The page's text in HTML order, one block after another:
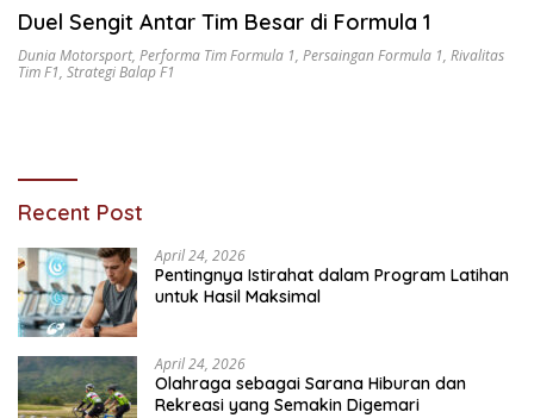
Duel Sengit Antar Tim Besar di Formula 1
Dunia Motorsport, Performa Tim Formula 1, Persaingan Formula 1, Rivalitas
Tim F1, Strategi Balap F1
Recent Post
April 24, 2026
Pentingnya Istirahat dalam Program Latihan
untuk Hasil Maksimal
April 24, 2026
Olahraga sebagai Sarana Hiburan dan
Rekreasi yang Semakin Digemari